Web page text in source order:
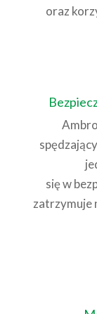
oraz
się w
zatrzymuje